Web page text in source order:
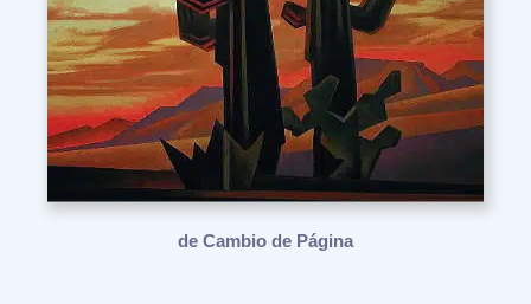
de Cambio de Página